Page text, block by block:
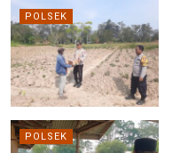
POLSEK
POLSEK